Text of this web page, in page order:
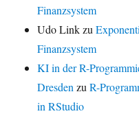
Finanzsystem
Udo Linkzu
Finanzsystem
KI in der R-
Dresden zuR-
in RStudio